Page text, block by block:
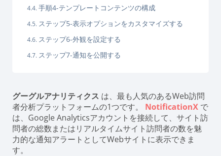
手順4-テンプレートコンテンツの構成
ステップ5-表示オプションをカスタマイズする
ステップ6-外観を設定する
ステップ7-通知を公開する
グーグルアナリティクス は、最も人気のあるWeb訪問
者分析プラットフォームの1つです。 NotificationX で
は、Google Analyticsアカウントを接続して、サイト訪
問者の総数またはリアルタイムサイト訪問者の数を魅
力的な通知アラートとしてWebサイトに表示できま
す。